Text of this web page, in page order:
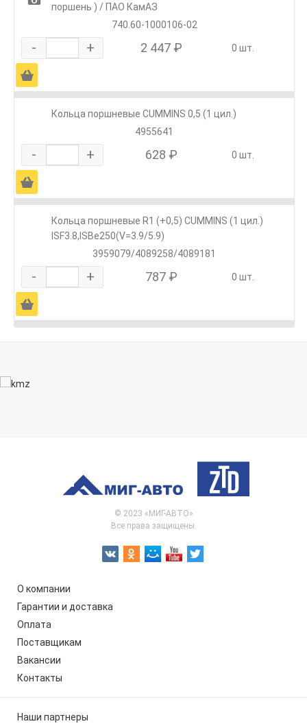
поршень ) / ПАО КамАЗ
740.60-1000106-02
- + 2 447 ₽ 0 шт.
Ä
Кольца поршневые CUMMINS 0,5 (1 цил.)
4955641
- + 628 ₽ 0 шт.
Ä
Кольца поршневые R1 (+0,5) CUMMINS (1 цил.)
ISF3.8,ISBe250(V=3.9/5.9)
3959079/4089258/4089181
- + 787 ₽ 0 шт.
Ä
© 2023 «МИГ-АВТО»
Все права защищены.
О компании
Гарантии и доставка
Оплата
Поставщикам
Вакансии
Контакты
Наши партнеры